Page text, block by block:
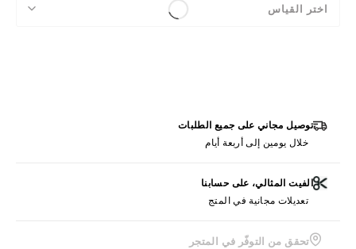
اختر القياس
توصيل مجاني على جميع الطلبات
خلال يومين إلى أربعة أيام
الفيت المثالي، على حسابنا
تعديلات مجانية في المتج
تحقق من التوفّر في المتجر